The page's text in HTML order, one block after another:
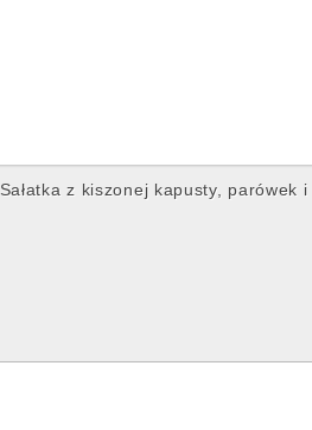
Sałatka z kiszonej kapusty, parówek